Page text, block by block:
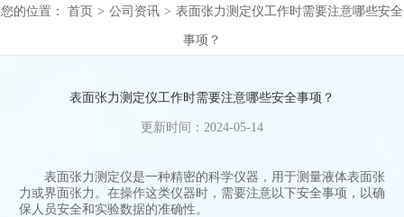
您的位置： 首页 > 公司资讯 > 表面张力测定仪工作时需要注意哪些安全
事项？
表面张力测定仪工作时需要注意哪些安全事项？
更新时间：2024-05-14
表面张力测定仪是一种精密的科学仪器，用于测量液体表面张
力或界面张力。在操作这类仪器时，需要注意以下安全事项，以确
保人员安全和实验数据的准确性。